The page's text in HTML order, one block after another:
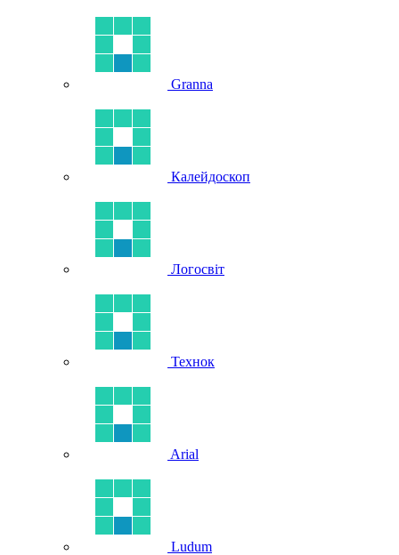
Granna
Калейдоскоп
Логосвіт
Технок
Arial
Ludum